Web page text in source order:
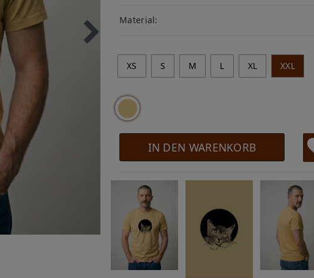
Material:
XS S M L XL XXL
IN DEN WARENKORB
lis